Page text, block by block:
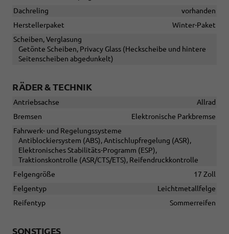
Dachreling
vorhanden
Herstellerpaket
Winter-Paket
Scheiben, Verglasung
Getönte Scheiben, Privacy Glass (Heckscheibe und hintere
Seitenscheiben abgedunkelt)
RÄDER & TECHNIK
Antriebsachse
Allrad
Bremsen
Elektronische Parkbremse
Fahrwerk- und Regelungssysteme
Antiblockiersystem (ABS), Antischlupfregelung (ASR),
Elektronisches Stabilitäts-Programm (ESP),
Traktionskontrolle (ASR/CTS/ETS), Reifendruckkontrolle
Felgengröße
17 Zoll
Felgentyp
Leichtmetallfelge
Reifentyp
Sommerreifen
SONSTIGES